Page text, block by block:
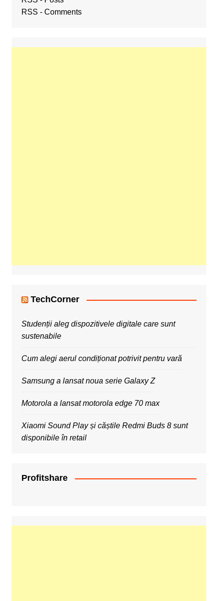
RSS - Comments
TechCorner
Studenții aleg dispozitivele digitale care sunt
sustenabile
Cum alegi aerul condiționat potrivit pentru vară
Samsung a lansat noua serie Galaxy Z
Motorola a lansat motorola edge 70 max
Xiaomi Sound Play și căștile Redmi Buds 8 sunt
disponibile în retail
Profitshare